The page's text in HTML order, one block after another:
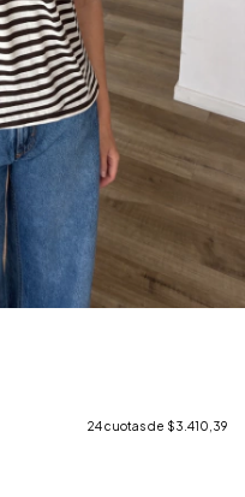
24cuotas de $3.410,39